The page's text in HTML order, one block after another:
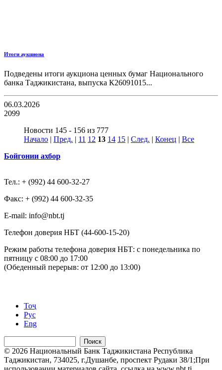
Итоги аукциона
Подведены итоги аукциона ценных бумаг Национального
банка Таджикистана, выпуска К26091015...
06.03.2026
2099
Новости 145 - 156 из 777
Начало | Пред. | 11 12 13 14 15 | След. | Конец | Все
Бойгонии ахбор
Тел.: + (992) 44 600-32-27
Факс: + (992) 44 600-32-35
Е-mail: info@nbt.tj
Телефон доверия НБТ (44-600-15-20)
Режим работы телефона доверия НБТ: с понедельника по
пятницу с 08:00 до 17:00
(Обеденный перерыв: от 12:00 до 13:00)
Тоҷ
Рус
Eng
Поиск
© 2026 Национальный Банк Таджикистана Республика
Таджикистан, 734025, г.Душанбе, проспект Рудаки 38/1;При